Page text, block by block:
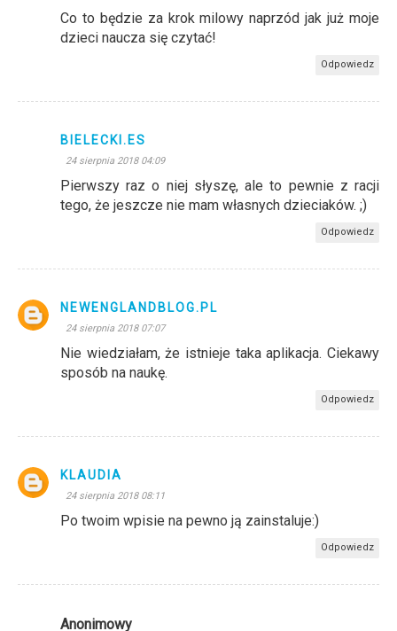
Co to będzie za krok milowy naprzód jak już moje
dzieci naucza się czytać!
Odpowiedz
BIELECKI.ES
24 sierpnia 2018 04:09
Pierwszy raz o niej słyszę, ale to pewnie z racji
tego, że jeszcze nie mam własnych dzieciaków. ;)
Odpowiedz
NEWENGLANDBLOG.PL
24 sierpnia 2018 07:07
Nie wiedziałam, że istnieje taka aplikacja. Ciekawy
sposób na naukę.
Odpowiedz
KLAUDIA
24 sierpnia 2018 08:11
Po twoim wpisie na pewno ją zainstaluje:)
Odpowiedz
Anonimowy